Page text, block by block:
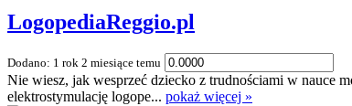
LogopediaReggio.pl
Dodano: 1 rok 2 miesiące temu
Nie wiesz, jak wesprzeć dziecko z trudnościami w nauce
elektrostymulację logope... pokaż więcej »